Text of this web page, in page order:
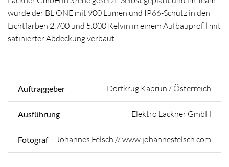
wurde der BL ONE mit 900 Lumen und IP66-Schutz in den
Lichtfarben 2.700 und 5.000 Kelvin in einem Aufbauprofil mit
satinierter Abdeckung verbaut.
Auftraggeber Dorfkrug Kaprun / Österreich
Ausführung Elektro Lackner GmbH
Fotograf Johannes Felsch // www.johannesfelsch.com